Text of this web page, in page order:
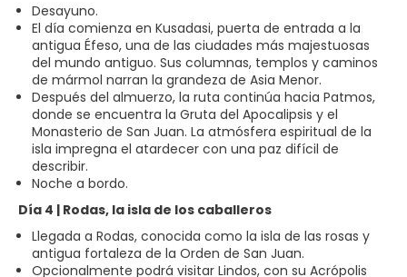
Desayuno.
El día comienza en Kusadasi, puerta de entrada a la
antigua Éfeso, una de las ciudades más majestuosas
del mundo antiguo. Sus columnas, templos y caminos
de mármol narran la grandeza de Asia Menor.
Después del almuerzo, la ruta continúa hacia Patmos,
donde se encuentra la Gruta del Apocalipsis y el
Monasterio de San Juan. La atmósfera espiritual de la
isla impregna el atardecer con una paz difícil de
describir.
Noche a bordo.
Día 4 | Rodas, la isla de los caballeros
Llegada a Rodas, conocida como la isla de las rosas y
antigua fortaleza de la Orden de San Juan.
Opcionalmente podrá visitar Lindos, con su Acrópolis